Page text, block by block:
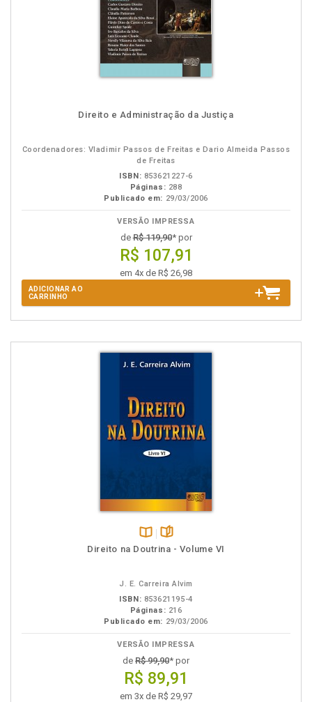
Direito e Administração da Justiça
Coordenadores: Vladimir Passos de Freitas e Dario Almeida Passos
de Freitas
ISBN: 853621227-6
Páginas: 288
Publicado em: 29/03/2006
VERSÃO IMPRESSA
deR$ 119,90* por
R$ 107,91
em 4x de R$ 26,98
ADICIONAR AO
CARRINHO
Disponível
páginas
Direito na Doutrina - Volume VI
J. E. Carreira Alvim
ISBN: 853621195-4
Páginas: 216
Publicado em: 29/03/2006
VERSÃO IMPRESSA
de R$ 99,90* por
R$ 89,91
em 3x de R$ 29,97